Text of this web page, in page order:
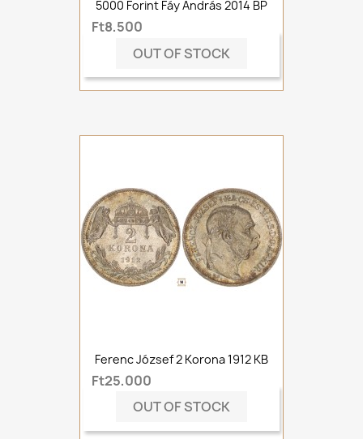
5000 Forint Fáy András 2014 BP
Ft8,500
OUT OF STOCK
Ferenc József 2 Korona 1912 KB
Ft25,000
OUT OF STOCK